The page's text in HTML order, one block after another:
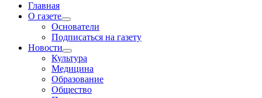
Главная
О газете
Основатели
Подписаться на газету
Новости
Культура
Медицина
Образование
Общество